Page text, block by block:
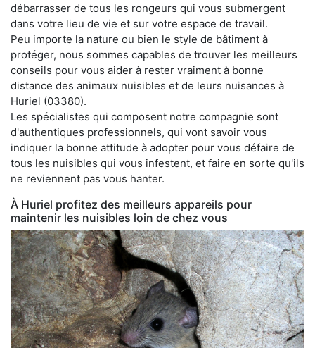
débarrasser de tous les rongeurs qui vous submergent
dans votre lieu de vie et sur votre espace de travail.
Peu importe la nature ou bien le style de bâtiment à
protéger, nous sommes capables de trouver les meilleurs
conseils pour vous aider à rester vraiment à bonne
distance des animaux nuisibles et de leurs nuisances à
Huriel (03380).
Les spécialistes qui composent notre compagnie sont
d'authentiques professionnels, qui vont savoir vous
indiquer la bonne attitude à adopter pour vous défaire de
tous les nuisibles qui vous infestent, et faire en sorte qu'ils
ne reviennent pas vous hanter.
À Huriel profitez des meilleurs appareils pour
maintenir les nuisibles loin de chez vous